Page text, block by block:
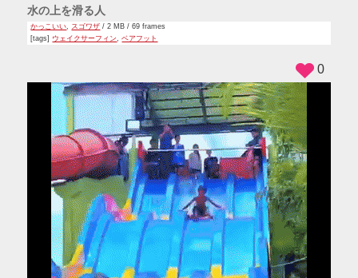
水の上を滑る人
かっこいい, スゴワザ / 2 MB / 69 frames
[tags] ウェイクサーフィン,ベアフット
0